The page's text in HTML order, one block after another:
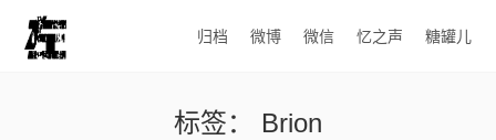
归档 微博 微信 忆之声 糖罐儿
标签： Brion